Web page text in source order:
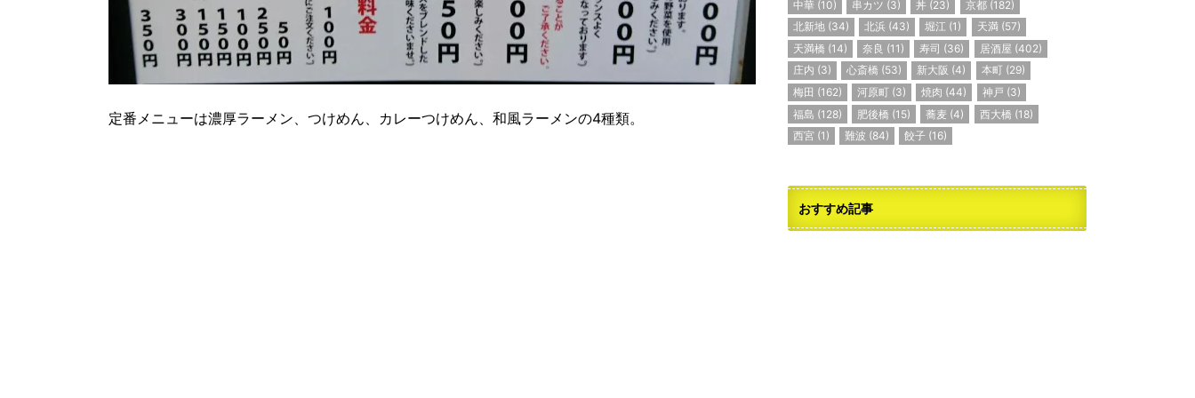
定番メニューは濃厚ラーメン、つけめん、カレーつけめん、和風ラーメンの4種類。
中華 (10) 串カツ (3) 丼 (23) 京都(182)
北新地 (34) 北浜 (43) 堀江 (1) 天満 (57)
天満橋 (14) 奈良 (11) 寿司 (36) 居酒屋 (402)
庄内 (3) 心斎橋 (53) 新大阪 (4) 本町 (29)
梅田 (162) 河原町 (3) 焼肉 (44) 神戸 (3)
福島 (128) 肥後橋 (15) 蕎麦 (4) 西大橋 (18)
西宮 (1) 難波 (84) 餃子 (16)
おすすめ記事